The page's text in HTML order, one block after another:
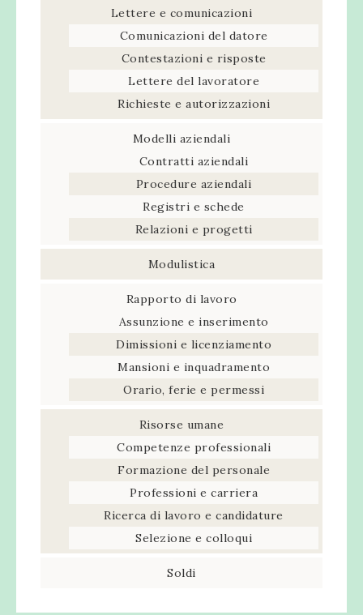
Lettere e comunicazioni
Comunicazioni del datore
Contestazioni e risposte
Lettere del lavoratore
Richieste e autorizzazioni
Modelli aziendali
Contratti aziendali
Procedure aziendali
Registri e schede
Relazioni e progetti
Modulistica
Rapporto di lavoro
Assunzione e inserimento
Dimissioni e licenziamento
Mansioni e inquadramento
Orario, ferie e permessi
Risorse umane
Competenze professionali
Formazione del personale
Professioni e carriera
Ricerca di lavoro e candidature
Selezione e colloqui
Soldi